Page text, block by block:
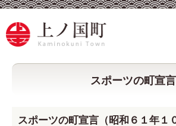
スポーツの町宣言
スポーツの町宣言（昭和６１年１